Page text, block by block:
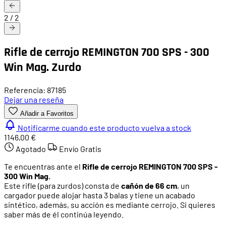
2 / 2
Rifle de cerrojo REMINGTON 700 SPS - 300
Win Mag. Zurdo
Referencia: 87185
Dejar una reseña
Añadir a Favoritos
Notificarme cuando este producto vuelva a stock
1146,00 €
Agotado
Envío Gratis
Te encuentras ante el Rifle de cerrojo REMINGTON 700 SPS -
300 Win Mag.
Este rifle (para zurdos) consta de cañón de 66 cm, un
cargador puede alojar hasta 3 balas y tiene un acabado
sintético, además, su acción es mediante cerrojo. Si quieres
saber más de él continúa leyendo.